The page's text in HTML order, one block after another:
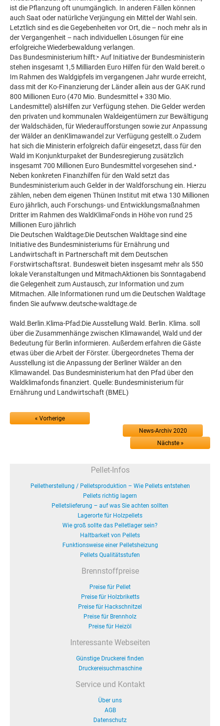
ist die Pflanzung oft unumgänglich. In anderen Fällen können
auch Saat oder natürliche Verjüngung ein Mittel der Wahl sein.
Letztlich sind es die Gegebenheiten vor Ort, die – noch mehr als in
der Vergangenheit – nach individuellen Lösungen für eine
erfolgreiche Wiederbewaldung verlangen.
Das Bundesministerium hilft:• Auf Initiative der Bundesministerin
stehen insgesamt 1,5 Milliarden Euro Hilfen für den Wald bereit.o
Im Rahmen des Waldgipfels im vergangenen Jahr wurde erreicht,
dass mit der Ko-Finanzierung der Länder allein aus der GAK rund
800 Millionen Euro (470 Mio. Bundesmittel + 330 Mio.
Landesmittel) alsHilfen zur Verfügung stehen. Die Gelder werden
den privaten und kommunalen Waldeigentümern zur Bewältigung
der Waldschäden, für Wiederaufforstungen sowie zur Anpassung
der Wälder an denKlimawandel zur Verfügung gestellt.o Zudem
hat sich die Ministerin erfolgreich dafür eingesetzt, dass für den
Wald im Konjunkturpaket der Bundesregierung zusätzlich
insgesamt 700 Millionen Euro Bundesmittel vorgesehen sind.•
Neben konkreten Finanzhilfen für den Wald setzt das
Bundesministerium auch Gelder in der Waldforschung ein. Hierzu
zählen, neben dem eigenen Thünen Institut mit etwa 130 Millionen
Euro jährlich, auch Forschungs- und Entwicklungsmaßnahmen
Dritter im Rahmen des WaldKlimaFonds in Höhe von rund 25
Millionen Euro jährlich
Die Deutschen Waldtage:Die Deutschen Waldtage sind eine
Initiative des Bundesministeriums für Ernährung und
Landwirtschaft in Partnerschaft mit dem Deutschen
Forstwirtschaftsrat. Bundesweit bieten insgesamt mehr als 550
lokale Veranstaltungen und MitmachAktionen bis Sonntagabend
die Gelegenheit zum Austausch, zur Information und zum
Mitmachen. Alle Informationen rund um die Deutschen Waldtage
finden Sie aufwww.deutsche-waldtage.de
Wald.Berlin.Klima-Pfad:Die Ausstellung Wald. Berlin. Klima. soll
über die Zusammenhänge zwischen Klimawandel, Wald und der
Bedeutung für Berlin informieren. Außerdem erfahren die Gäste
etwas über die Arbeit der Förster. Übergeordnetes Thema der
Ausstellung ist die Anpassung der Berliner Wälder an den
Klimawandel. Das Bundesministerium hat den Pfad über den
Waldklimafonds finanziert. Quelle: Bundesministerium für
Ernährung und Landwirtschaft (BMEL)
« Vorherige
News-Archiv 2020
Nächste »
Pellet-Infos
Pelletherstellung / Pelletsproduktion – Wie Pellets entstehen
Pellets richtig lagern
Pelletslieferung – auf was Sie achten sollten
Lagerorte für Holzpellets
Wie groß sollte das Pelletlager sein?
Haltbarkeit von Pellets
Funktionsweise einer Pelletsheizung
Pellets Qualitätsstufen
Brennstoffpreise
Preise für Pellet
Preise für Holzbriketts
Preise für Hackschnitzel
Preise für Brennholz
Preise für Heizöl
Interessante Webseiten
Günstige Druckerei finden
Druckereisuchmaschine
Service und Kontakt
Über uns
AGB
Datenschutz